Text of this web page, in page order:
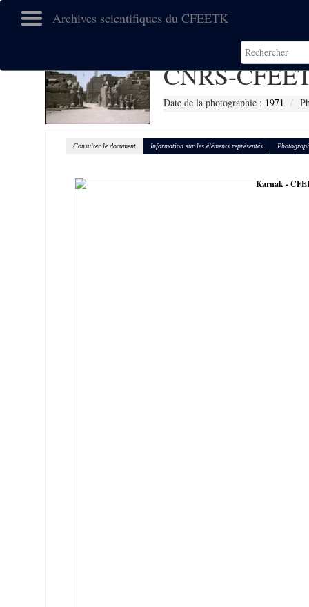
Archives scientifiques du CFEETK
CNRS-
Date de la photographie : 1971
Consulter le document Information sur les éléments représentés